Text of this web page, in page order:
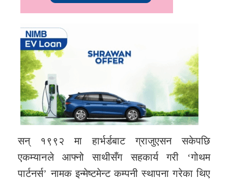
सन् १९९२ मा हार्भर्डबाट ग्राजुएसन सकेपछि
एकम्यानले आफ्नो साथीसँग सहकार्य गरी ‘गोथम
पार्टनर्स’ नामक इन्मेष्टमेन्ट कम्पनी स्थापना गरेका थिए